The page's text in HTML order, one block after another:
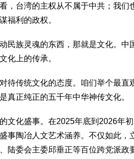
，台湾的主权从不属于中共；我
福利的政权。
民族灵魂的东西，那就是文化。中
化上的传承。
待传统文化的态度。咱们举个最直
真正纯正的五千年中华神传文化。
文化盛事。在2025年底到2026年
事陶冶人文艺术涵养。不仅如此，
陆委会主委邱垂正等百位跨党派